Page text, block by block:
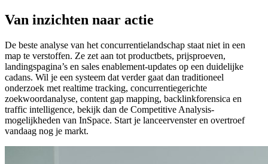
Van inzichten naar actie
De beste analyse van het concurrentielandschap staat niet in een
map te verstoffen. Ze zet aan tot productbets, prijsproeven,
landingspagina’s en sales enablement-updates op een duidelijke
cadans. Wil je een systeem dat verder gaat dan traditioneel
onderzoek met realtime tracking, concurrentiegerichte
zoekwoordanalyse, content gap mapping, backlinkforensica en
traffic intelligence, bekijk dan de Competitive Analysis-
mogelijkheden van InSpace. Start je lanceervenster en overtroef
vandaag nog je markt.